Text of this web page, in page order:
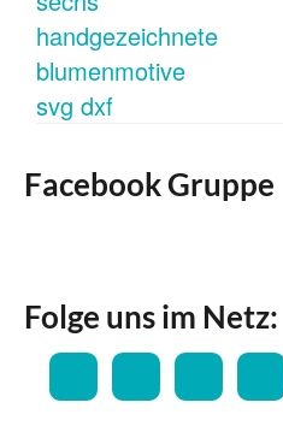
Facebook Gruppe
Folge uns im Netz: